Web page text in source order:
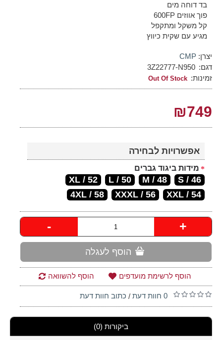
בד דוחה מים
פוך אווזים 600FP
קל משקל ומתקפל
מגיע עם שקית כיווץ
יצרן: CMP
דגם: 3Z22777-N950
זמינות: Out Of Stock
₪749
אפשרויות לבחירה
מידות ביגוד גברים
46 / S
48 / M
50 / L
52 / XL
54 / XXL
56 / XXXL
4XL / 58
- +
הוסף לעגלה
הוסף לרשימת מועדפים הוסף להשוואה
0 חוות דעת / כתוב חוות דעת
ביקורות (0)